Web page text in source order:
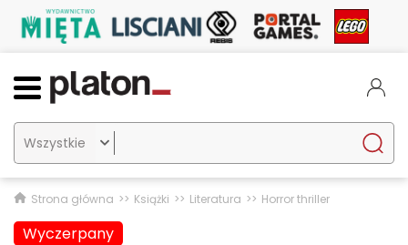

Strona główna Książki Literatura Horror thriller
Wyczerpany